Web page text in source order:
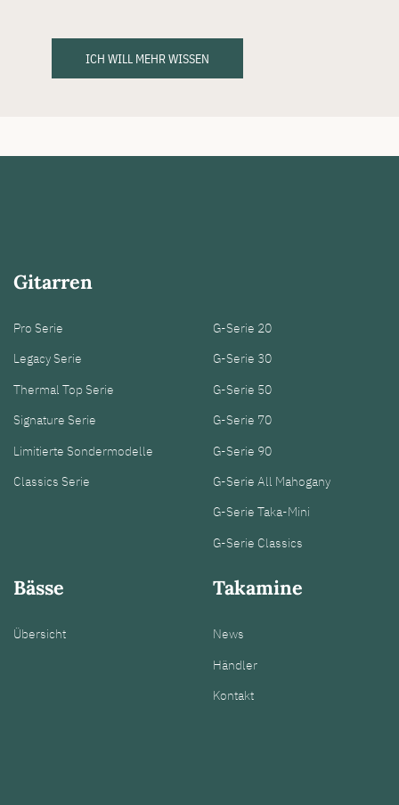
ICH WILL MEHR WISSEN
Gitarren
Pro Serie
Legacy Serie
Thermal Top Serie
Signature Serie
Limitierte Sondermodelle
Classics Serie
G-Serie 20
G-Serie 30
G-Serie 50
G-Serie 70
G-Serie 90
G-Serie All Mahogany
G-Serie Taka-Mini
G-Serie Classics
Bässe
Übersicht
Takamine
News
Händler
Kontakt